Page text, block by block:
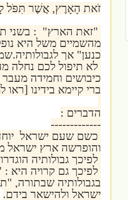
זֹאת הָאָרֶץ, אֲשֶׁר תִּפֹּל
"זאת הארץ" : בשני
מהשמיים משל היא
כנען" אך
לא תיפול לכם נחלה
כיבושים וחמידה
ברי קיימא בידינו
הדברים :
-------------
כשם שעם ישראל
והופרשה ארץ ישראל
לפיכך גבולותיה
לפיכך גם קרויה
בגבולותיה שבתורה,
ישראל ולהישאר בידם.